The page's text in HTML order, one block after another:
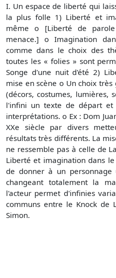
I. Un espace de liberté qui
la plus folle 1) Liberté et
même o [Liberté de
menace.] o Imagination
comme dans le choix des
toutes les « folies » sont
Songe d'une nuit d'été 2)
mise en scène o Un choix
(décors, costumes, lumières,
l'infini un texte de départ
interprétations. o Ex : Dom
XXe siècle par divers
résultats très différents. La
ne ressemble pas à celle de
Liberté et imagination dans
de donner à un
changeant totalement la
l'acteur permet d'infinies
communs entre le Knock de
Simon.